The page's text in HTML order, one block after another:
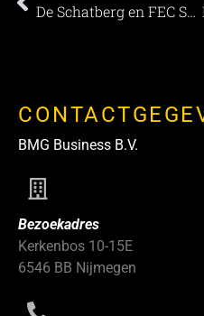
De Schatberg en FEC Sevenum – Een schat aan mogelijkheden.
BMG Business B.V.
Bezoekadres
Kerkenbos 10-15E
6546 BB Nijmegen